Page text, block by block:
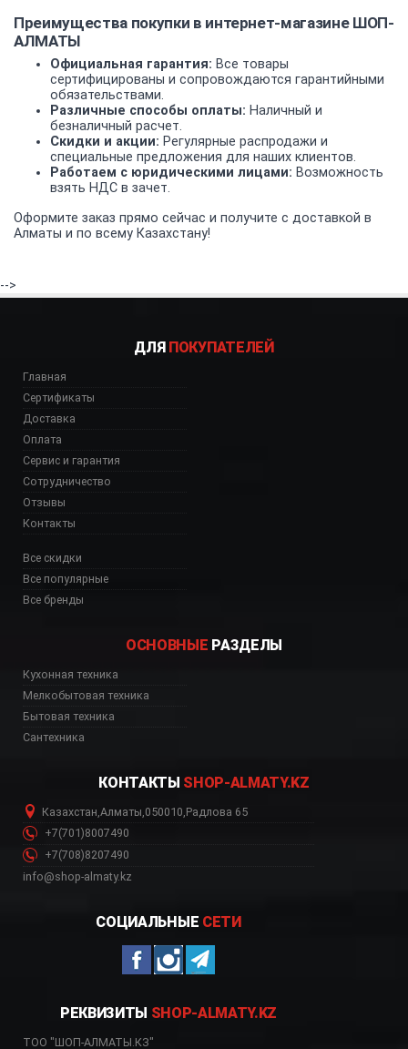
Преимущества покупки в интернет-магазине ШОП-
АЛМАТЫ
Официальная гарантия: Все товары
сертифицированы и сопровождаются гарантийными
обязательствами.
Различные способы оплаты: Наличный и
безналичный расчет.
Скидки и акции: Регулярные распродажи и
специальные предложения для наших клиентов.
Работаем с юридическими лицами: Возможность
взять НДС в зачет.
Оформите заказ прямо сейчас и получите с доставкой в
Алматы и по всему Казахстану!
-->
ДЛЯ ПОКУПАТЕЛЕЙ
Главная
Сертификаты
Доставка
Оплата
Сервис и гарантия
Сотрудничество
Отзывы
Контакты
Все скидки
Все популярные
Все бренды
ОСНОВНЫЕ РАЗДЕЛЫ
Кухонная техника
Мелкобытовая техника
Бытовая техника
Сантехника
КОНТАКТЫ SHOP-ALMATY.KZ
Казахстан Алматы 050010 Радлова 65
+7(701)8007490
+7(708)8207490
info@shop-almaty.kz
СОЦИАЛЬНЫЕ СЕТИ
РЕКВИЗИТЫ SHOP-ALMATY.KZ
ТОО "ШОП-АЛМАТЫ.КЗ"